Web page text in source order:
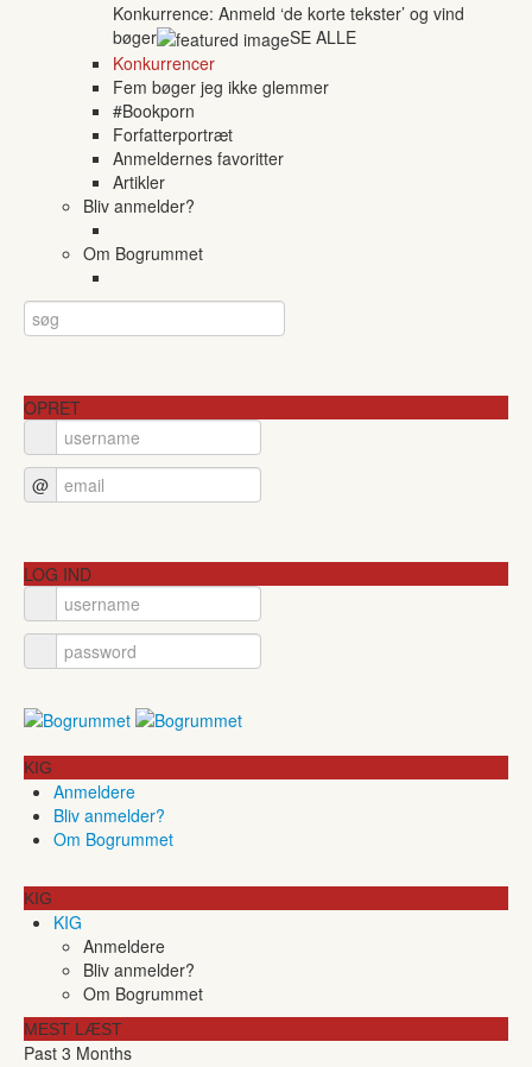
Konkurrence: Anmeld ‘de korte tekster’ og vind
bøger
SE ALLE
Konkurrencer
Fem bøger jeg ikke glemmer
#Bookporn
Forfatterportræt
Anmeldernes favoritter
Artikler
Bliv anmelder?
Om Bogrummet
OPRET
@
LOG IND
KIG
Anmeldere
Bliv anmelder?
Om Bogrummet
KIG
KIG
Anmeldere
Bliv anmelder?
Om Bogrummet
MEST LÆST
Past 3 Months